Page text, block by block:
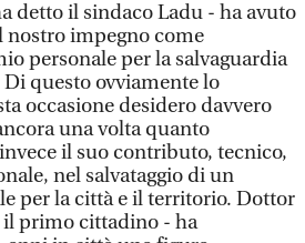
detto il sindaco Ladu - ha avuto
nostro impegno come
personale per la salvaguardia
questo ovviamente lo
occasione desidero davvero
una volta quanto
il suo contributo, tecnico,
nel salvataggio di un
per la città e il territorio. Dottor
il primo cittadino - ha